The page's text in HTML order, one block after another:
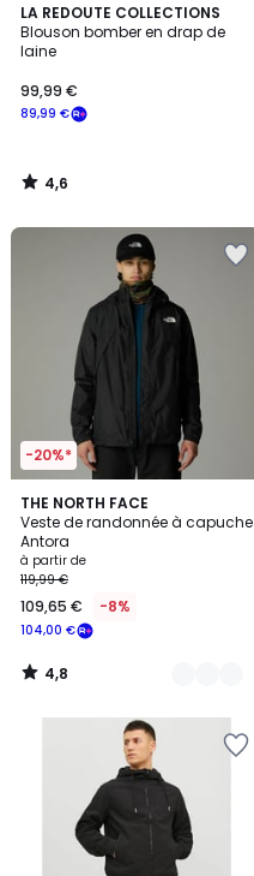
LA REDOUTE COLLECTIONS
Blouson bomber en drap de
laine
89,99 €
99,99 €
4,6
/ 5
4,6
/
-20%*
THE NORTH FACE
Veste de randonnée à capuche
Antora
à partir de
104,00 €
119,99 €
109,65 € -8%
4,8
/ 5
2
Couleurs
4,8
/